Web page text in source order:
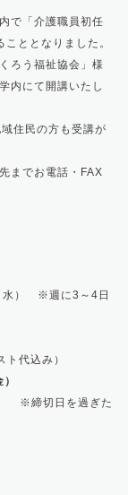
で「介護職員初任
ととなりました。
ろう福祉協会」様
内にて開講いたし
住民の方も受講が
までお電話・FAX
水） ※週に3～4日
代込み）
※締切日を過ぎた